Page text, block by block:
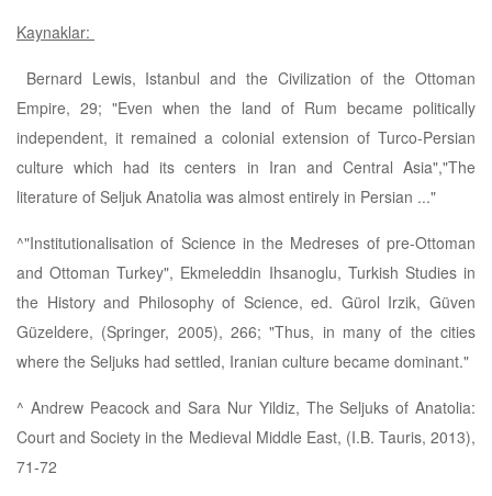
Kaynaklar:
Bernard Lewis, Istanbul and the Civilization of the Ottoman
Empire, 29; "Even when the land of Rum became politically
independent, it remained a colonial extension of Turco-Persian
culture which had its centers in Iran and Central Asia","The
literature of Seljuk Anatolia was almost entirely in Persian ..."
^"Institutionalisation of Science in the Medreses of pre-Ottoman
and Ottoman Turkey", Ekmeleddin Ihsanoglu, Turkish Studies in
the History and Philosophy of Science, ed. Gürol Irzik, Güven
Güzeldere, (Springer, 2005), 266; "Thus, in many of the cities
where the Seljuks had settled, Iranian culture became dominant."
^ Andrew Peacock and Sara Nur Yildiz, The Seljuks of Anatolia:
Court and Society in the Medieval Middle East, (I.B. Tauris, 2013),
71-72